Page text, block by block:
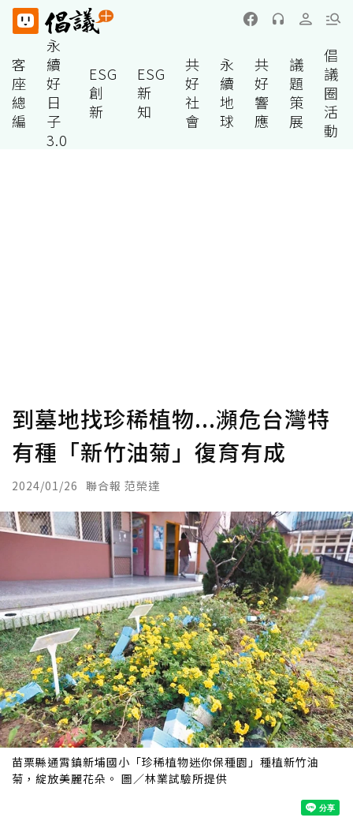
客
座
總
編
永
續
好
日
子
3.0
ESG
創
新
ESG
新
知
共
好
社
會
永
續
地
球
共
好
響
應
議
題
策
展
倡
議
圈
活
動
到墓地找珍稀植物...瀕危台灣特
有種「新竹油菊」復育有成
2024/01/26 聯合報 范榮達
苗栗縣通霄鎮新埔國小「珍稀植物迷你保種園」種植新竹油
菊，綻放美麗花朵。 圖／林業試驗所提供